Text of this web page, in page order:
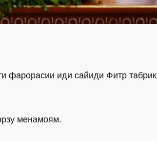
фарорасии иди сайиди Фитр табрик
менамоям.